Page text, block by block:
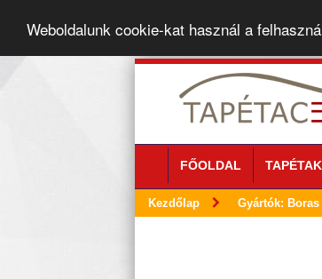
Weboldalunk cookie-kat használ a
FŐOLDAL
Kezdőlap Gyártók: Boras